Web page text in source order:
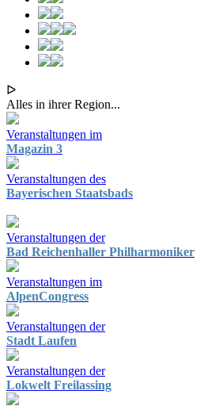
ᐅ
Alles in ihrer Region...
Veranstaltungen im
Magazin 3
Veranstaltungen des
Bayerischen Staatsbads
Veranstaltungen der
Bad Reichenhaller Philharmoniker
Veranstaltungen im
AlpenCongress
Veranstaltungen der
Stadt Laufen
Veranstaltungen der
Lokwelt Freilassing